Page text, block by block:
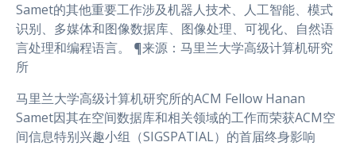
Samet的其他重要工作涉及机器人技术、人工智能、模式
识别、多媒体和图像数据库、图像处理、可视化、自然语
言处理和编程语言。 ¶来源：马里兰大学高级计算机研究
所
马里兰大学高级计算机研究所的ACM Fellow Hanan
Samet因其在空间数据库和相关领域的工作而荣获ACM空
间信息特别兴趣小组（SIGSPATIAL）的首届终身影响